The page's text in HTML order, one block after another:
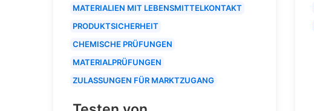
MATERIALIEN MIT LEBENSMITTELKONTAKT
PRODUKTSICHERHEIT
CHEMISCHE PRÜFUNGEN
MATERIALPRÜFUNGEN
ZULASSUNGEN FÜR MARKTZUGANG